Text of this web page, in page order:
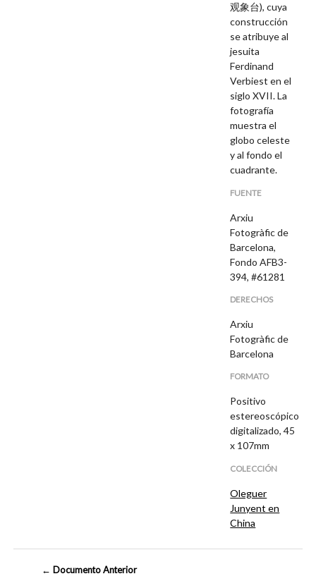
观象台), cuya
construcción
se atribuye al
jesuita
Ferdinand
Verbiest en el
siglo XVII. La
fotografía
muestra el
globo celeste
y al fondo el
cuadrante.
FUENTE
Arxiu
Fotogràfic de
Barcelona,
Fondo AFB3-
394, #61281
DERECHOS
Arxiu
Fotogràfic de
Barcelona
FORMATO
Positivo
estereoscópico
digitalizado, 45
x 107mm
COLECCIÓN
Oleguer
Junyent en
China
← Documento Anterior